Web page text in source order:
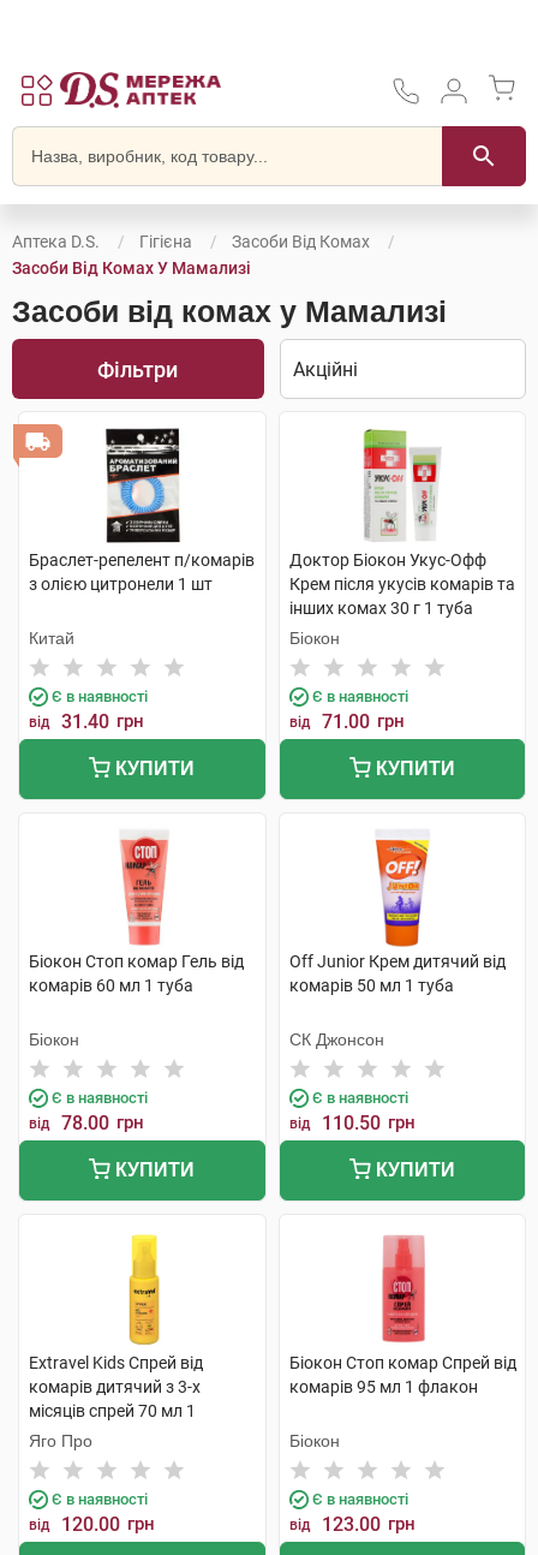
Аптека D.S. Гігієна
Засоби Від Комах
Засоби Від Комах У Мамализі
Засоби від комах у Мамализі
Фільтри
Браслет-репелент п/комарів
з олією цитронели 1 шт
Китай
Є в наявності
від 31.40 грн
КУПИТИ
Доктор Біокон Укус-Офф
Крем після укусів комарів та
інших комах 30 г 1 туба
Біокон
Є в наявності
від 71.00 грн
КУПИТИ
Біокон Стоп комар Гель від
комарів 60 мл 1 туба
Біокон
Є в наявності
від 78.00 грн
КУПИТИ
Off Junior Крем дитячий від
комарів 50 мл 1 туба
СК Джонсон
Є в наявності
від 110.50 грн
КУПИТИ
Extravel Kids Спрей від
комарів дитячий з 3-х
місяців спрей 70 мл 1
флакон
Яго Про
Є в наявності
від 120.00 грн
Біокон Стоп комар Спрей від
комарів 95 мл 1 флакон
Біокон
Є в наявності
від 123.00 грн